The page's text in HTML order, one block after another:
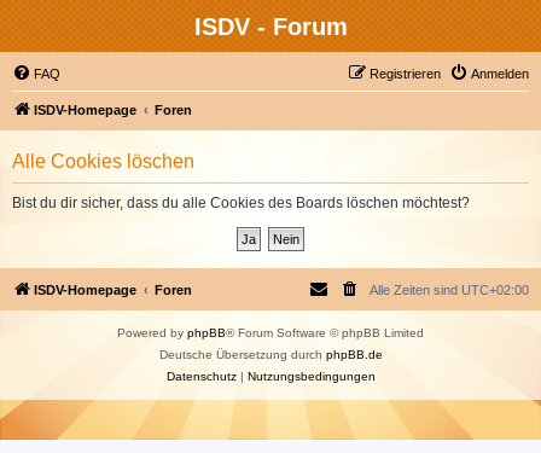
ISDV - Forum
FAQ Anmelden
Registrieren
ISDV-Homepage Foren
Alle Cookies löschen
Bist du dir sicher, dass du alle Cookies des Boards löschen möchtest?
ISDV-Homepage Foren Alle Zeiten sind UTC+02:00
Powered by phpBB® Forum Software © phpBB Limited
Deutsche Übersetzung durch phpBB.de
Datenschutz| Nutzungsbedingungen